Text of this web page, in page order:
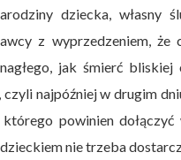
dziecka, własny
z wyprzedzeniem,
jak śmierć
najpóźniej w drugim
powinien
nie trzeba